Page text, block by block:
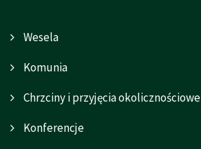
Wesela
Komunia
Chrzciny i przyjęcia okolicznościowe
Konferencje